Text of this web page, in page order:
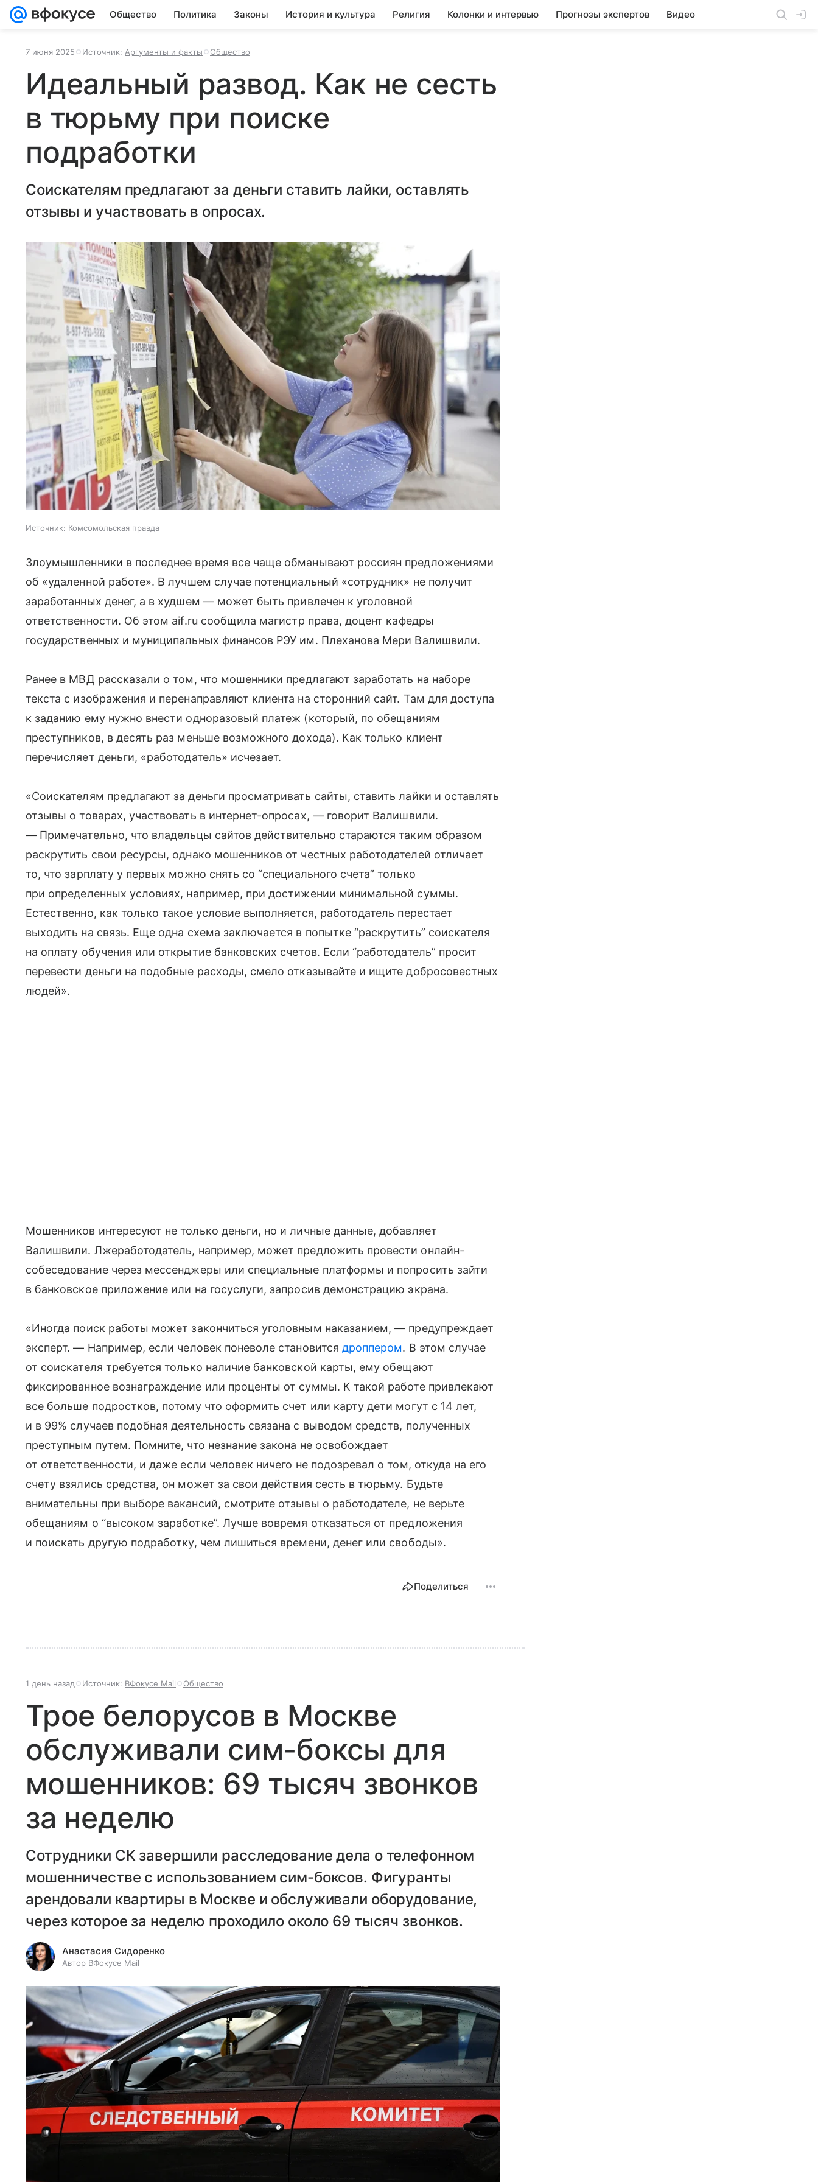
Общество Политика Законы История и культура Религия Колонки и интервью Прогнозы экспертов Видео
7 июня 2025 Источник: Аргументы и факты Общество
Идеальный развод. Как не сесть
в тюрьму при поиске
подработки
Соискателям предлагают за деньги ставить лайки, оставлять
отзывы и участвовать в опросах.
Источник: Комсомольская правда
Злоумышленники в последнее время все чаще обманывают россиян предложениями
об «удаленной работе». В лучшем случае потенциальный «сотрудник» не получит
заработанных денег, а в худшем — может быть привлечен к уголовной
ответственности. Об этом aif.ru сообщила магистр права, доцент кафедры
государственных и муниципальных финансов РЭУ им. Плеханова Мери Валишвили.
Ранее в МВД рассказали о том, что мошенники предлагают заработать на наборе
текста с изображения и перенаправляют клиента на сторонний сайт. Там для доступа
к заданию ему нужно внести одноразовый платеж (который, по обещаниям
преступников, в десять раз меньше возможного дохода). Как только клиент
перечисляет деньги, «работодатель» исчезает.
«Соискателям предлагают за деньги просматривать сайты, ставить лайки и оставлять
отзывы о товарах, участвовать в интернет-опросах, — говорит Валишвили.
— Примечательно, что владельцы сайтов действительно стараются таким образом
раскрутить свои ресурсы, однако мошенников от честных работодателей отличает
то, что зарплату у первых можно снять со “специального счета” только
при определенных условиях, например, при достижении минимальной суммы.
Естественно, как только такое условие выполняется, работодатель перестает
выходить на связь. Еще одна схема заключается в попытке “раскрутить” соискателя
на оплату обучения или открытие банковских счетов. Если “работодатель” просит
перевести деньги на подобные расходы, смело отказывайте и ищите добросовестных
людей».
Мошенников интересуют не только деньги, но и личные данные, добавляет
Валишвили. Лжеработодатель, например, может предложить провести онлайн-
собеседование через мессенджеры или специальные платформы и попросить зайти
в банковское приложение или на госуслуги, запросив демонстрацию экрана.
«Иногда поиск работы может закончиться уголовным наказанием, — предупреждает
эксперт. — Например, если человек поневоле становится дроппером. В этом случае
от соискателя требуется только наличие банковской карты, ему обещают
фиксированное вознаграждение или проценты от суммы. К такой работе привлекают
все больше подростков, потому что оформить счет или карту дети могут с 14 лет,
и в 99% случаев подобная деятельность связана с выводом средств, полученных
преступным путем. Помните, что незнание закона не освобождает
от ответственности, и даже если человек ничего не подозревал о том, откуда на его
счету взялись средства, он может за свои действия сесть в тюрьму. Будьте
внимательны при выборе вакансий, смотрите отзывы о работодателе, не верьте
обещаниям о “высоком заработке”. Лучше вовремя отказаться от предложения
и поискать другую подработку, чем лишиться времени, денег или свободы».
Поделиться
1 день назад Источник: ВФокусе Mail Общество
Трое белорусов в Москве
обслуживали сим-боксы для
мошенников: 69 тысяч звонков
за неделю
Сотрудники СК завершили расследование дела о телефонном
мошенничестве с использованием сим-боксов. Фигуранты
арендовали квартиры в Москве и обслуживали оборудование,
через которое за неделю проходило около 69 тысяч звонков.
Анастасия Сидоренко
Автор ВФокусе Mail